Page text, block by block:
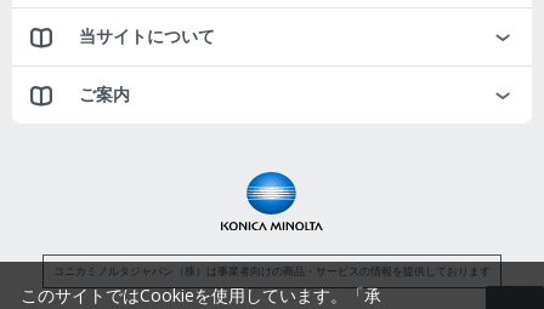
当サイトについて
ご案内
コニカミノルタジャパン（株）は事業者向けの商品・サービスの情報を提供しております
このサイトではCookieを使用しています。「承